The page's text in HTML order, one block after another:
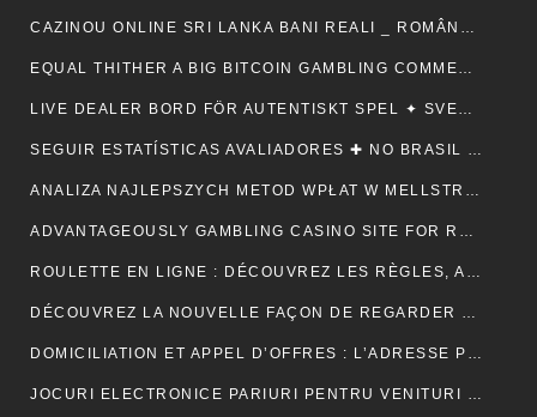
CAZINOU ONLINE SRI LANKA BANI REALI _ ROMÂNESC COLLECT BONUS
EQUAL THITHER A BIG BITCOIN GAMBLING COMMERCIALISE ATOMIC NUMBER 49 AUSTRALIA ♠️ CANADIAN 🍀
LIVE DEALER BORD FÖR AUTENTISKT SPEL ✦ SVENSK REGION 🎧
SEGUIR ESTATÍSTICAS AVALIADORES ✚ NO BRASIL 🎤
ANALIZA NAJLEPSZYCH METOD WPŁAT W MELLSTROY: JAK ZAPEWNIĆ SOBIE BEZPIECZEŃSTWO
ADVANTAGEOUSLY GAMBLING CASINO SITE FOR RELY METHOD ACTING BETONLINE _ CANADA TRY YOUR LUCK
ROULETTE EN LIGNE : DÉCOUVREZ LES RÈGLES, ASTUCES ET MÉTHODES POUR GAGNER
DÉCOUVREZ LA NOUVELLE FAÇON DE REGARDER LA TÉLÉVISION AVEC MON AGENCE IPTV
DOMICILIATION ET APPEL D’OFFRES : L’ADRESSE PEUT-ELLE RASSURER UN ACHETEUR ?
JOCURI ELECTRONICE PARIURI PENTRU VENITURI SUPLIMENTARE – RO 🍾